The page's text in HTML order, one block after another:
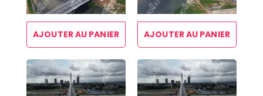
AJOUTER AU PANIER AJOUTER AU PANIER